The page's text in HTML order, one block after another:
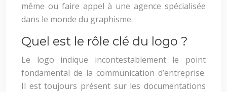
même ou faire appel à une agence spécialisée
dans le monde du graphisme.
Quel est le rôle clé du logo ?
Le logo indique incontestablement le point
fondamental de la communication d’entreprise.
Il est toujours présent sur les documentations